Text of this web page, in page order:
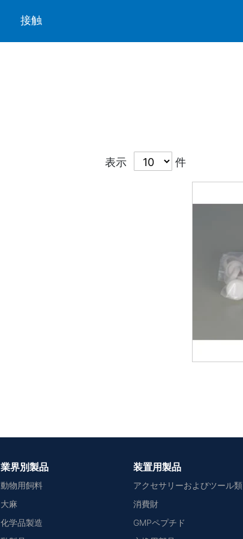
接触
表示 件
業界別製品
動物用飼料
大麻
化学品製造
装置用製品
アクセサリーおよびツール類
消費財
GMPペプチド